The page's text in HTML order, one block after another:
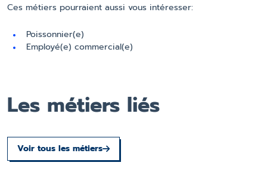
Ces métiers pourraient aussi vous intéresser:
Poissonnier(e)
Employé(e) commercial(e)
Les métiers liés
Voir tous les métiers